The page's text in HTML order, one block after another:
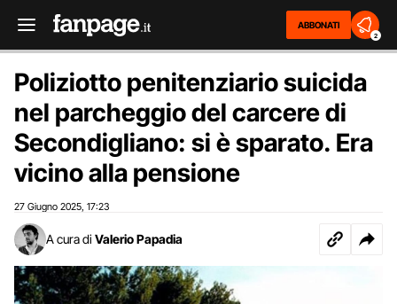
ABBONATI
2
Poliziotto penitenziario suicida
nel parcheggio del carcere di
Secondigliano: si è sparato. Era
vicino alla pensione
27 Giugno 2025 17:23
A cura di Valerio Papadia